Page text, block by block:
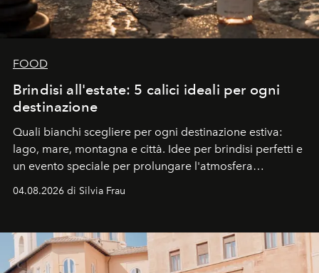
FOOD
Brindisi all'estate: 5 calici ideali per ogni
destinazione
Quali bianchi scegliere per ogni destinazione estiva:
lago, mare, montagna e città. Idee per brindisi perfetti e
un evento speciale per prolungare l'atmosfera
04.08.2026 di Silvia Frau